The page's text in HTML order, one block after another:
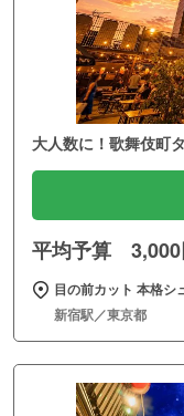
大人数に！歌舞伎町
平均予算 3,000
目の前カット 本格シ
新宿駅／東京都